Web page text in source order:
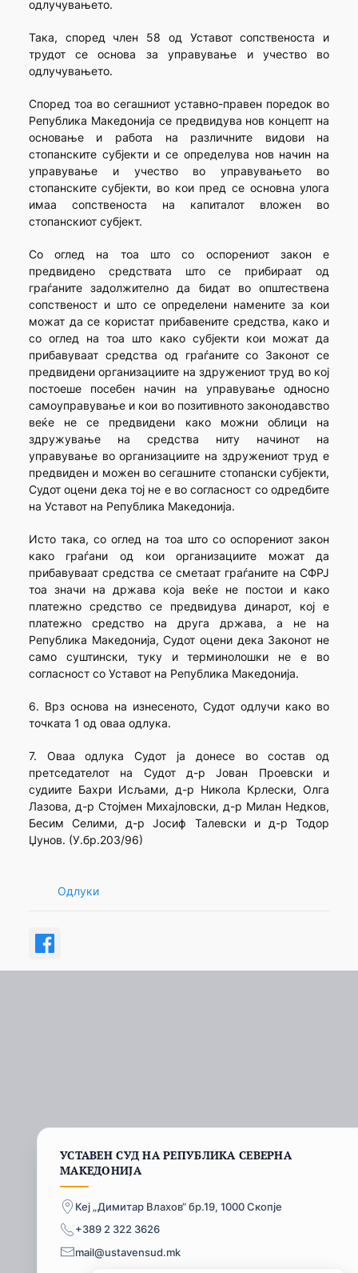
одлучувањето.
Така, според член 58 од Уставот сопственоста и
трудот се основа за управување и учество во
одлучувањето.
Според тоа во сегашниот уставно-правен поредок во
Република Македонија се предвидува нов концепт на
основање и работа на различните видови на
стопанските субјекти и се определува нов начин на
управување и учество во управувањето во
стопанските субјекти, во кои пред се основна улога
имаа сопственоста на капиталот вложен во
стопанскиот субјект.
Со оглед на тоа што со оспорениот закон е
предвидено средствата што се прибираат од
граѓаните задолжително да бидат во општествена
сопственост и што се определени намените за кои
можат да се користат прибавените средства, како и
со оглед на тоа што како субјекти кои можат да
прибавуваат средства од граѓаните со Законот се
предвидени организациите на здружениот труд во кој
постоеше посебен начин на управување односно
самоуправување и кои во позитивното законодавство
веќе не се предвидени како можни облици на
здружување на средства ниту начинот на
управување во организациите на здружениот труд е
предвиден и можен во сегашните стопански субјекти,
Судот оцени дека тој не е во согласност со одредбите
на Уставот на Република Македонија.
Исто така, со оглед на тоа што со оспорениот закон
како граѓани од кои организациите можат да
прибавуваат средства се сметаат граѓаните на СФРЈ
тоа значи на држава која веќе не постои и како
платежно средство се предвидува динарот, кој е
платежно средство на друга држава, а не на
Република Македонија, Судот оцени дека Законот не
само суштински, туку и терминолошки не е во
согласност со Уставот на Република Македонија.
6. Врз основа на изнесеното, Судот одлучи како во
точката 1 од оваа одлука.
7. Оваа одлука Судот ја донесе во состав од
претседателот на Судот д-р Јован Проевски и
судиите Бахри Исљами, д-р Никола Крлески, Олга
Лазова, д-р Стојмен Михајловски, д-р Милан Недков,
Бесим Селими, д-р Јосиф Талевски и д-р Тодор
Џунов. (У.бр.203/96)
Одлуки
УСТАВЕН СУД НА РЕПУБЛИКА СЕВЕРНА
МАКЕДОНИЈА
Кеј „Димитар Влахов“ бр.19, 1000 Скопје
+389 2 322 3626
mail@ustavensud.mk